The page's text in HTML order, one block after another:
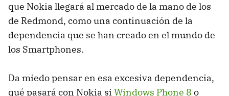
que Nokia llegará al mercado de la mano de los
de Redmond, como una continuación de la
dependencia que se han creado en el mundo de
los Smartphones.
Da miedo pensar en esa excesiva dependencia,
qué pasará con Nokia si Windows Phone 8 o